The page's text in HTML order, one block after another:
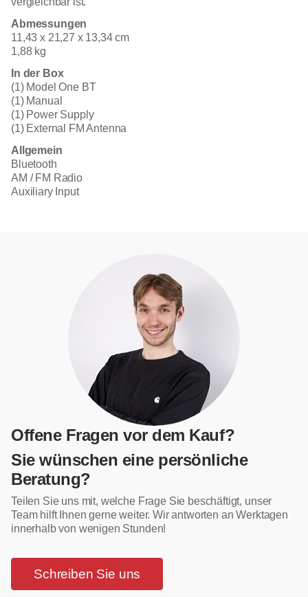
Abmessungen
11,43 x 21,27 x 13,34 cm
1,88 kg
In der Box
(1) Model One BT
(1) Manual
(1) Power Supply
(1) External FM Antenna
Allgemein
Bluetooth
AM / FM Radio
Auxiliary Input
Offene Fragen vor dem Kauf?
Sie wünschen eine persönliche
Beratung?
Teilen Sie uns mit, welche Frage Sie beschäftigt, unser
Team hilft Ihnen gerne weiter. Wir antworten an Werktagen
innerhalb von wenigen Stunden!
Schreiben Sie uns